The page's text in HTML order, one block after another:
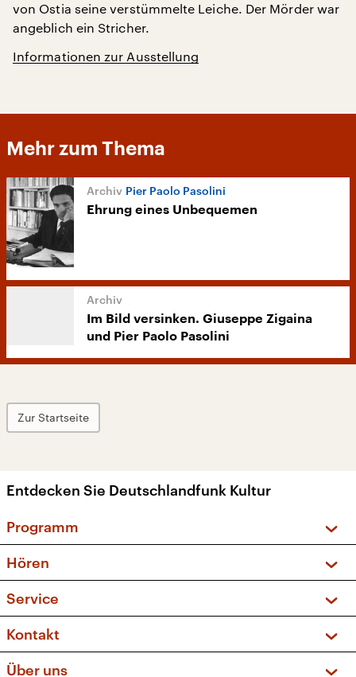
von Ostia seine verstümmelte Leiche. Der Mörder war
angeblich ein Stricher.
Informationen zur Ausstellung
Mehr zum Thema
Pier Paolo Pasolini
Ehrung eines Unbequemen
Im Bild versinken. Giuseppe Zigaina
und Pier Paolo Pasolini
Zur Startseite
Entdecken Sie Deutschlandfunk Kultur
Programm
Sendungen und Podcasts
Musikliste
Kakadu – Das Kinderprogramm
Hören
Frequenzen (UKW + DAB+)
Service
FAQ
Apps
Kontakt
Über uns